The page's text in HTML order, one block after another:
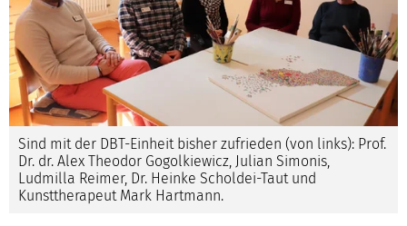
Sind mit der DBT-Einheit bisher zufrieden (von links): Prof.
Dr. dr. Alex Theodor Gogolkiewicz, Julian Simonis,
Ludmilla Reimer, Dr. Heinke Scholdei-Taut und
Kunsttherapeut Mark Hartmann.